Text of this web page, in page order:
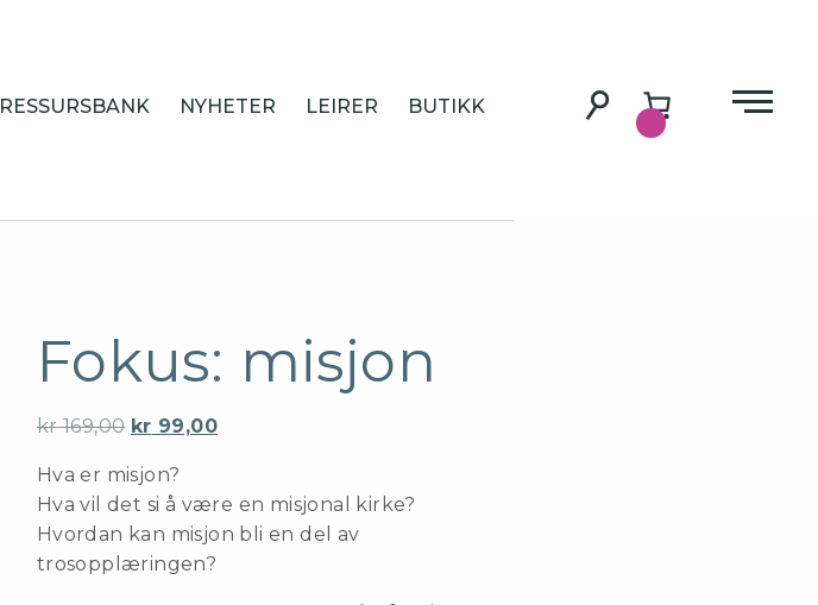
BUTIKK
LEIRER
NYHETER
RESSURSBANK
Fokus: misjon
kr169,00 Opprinnelig
var:
kr 169,00.
kr 99,00Nåværende
kr 99,00.
Hva er misjon?
Hva vil det si å være en misjonal kirke?
Hvordan kan misjon bli en del av
trosopplæringen?